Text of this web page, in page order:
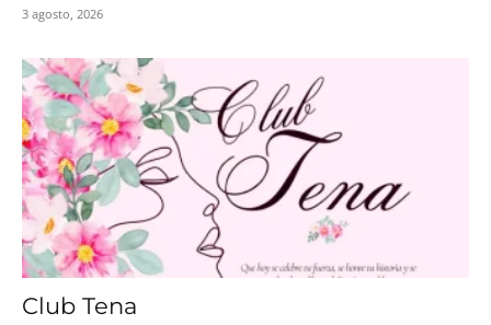
3 agosto, 2026
Club Tena